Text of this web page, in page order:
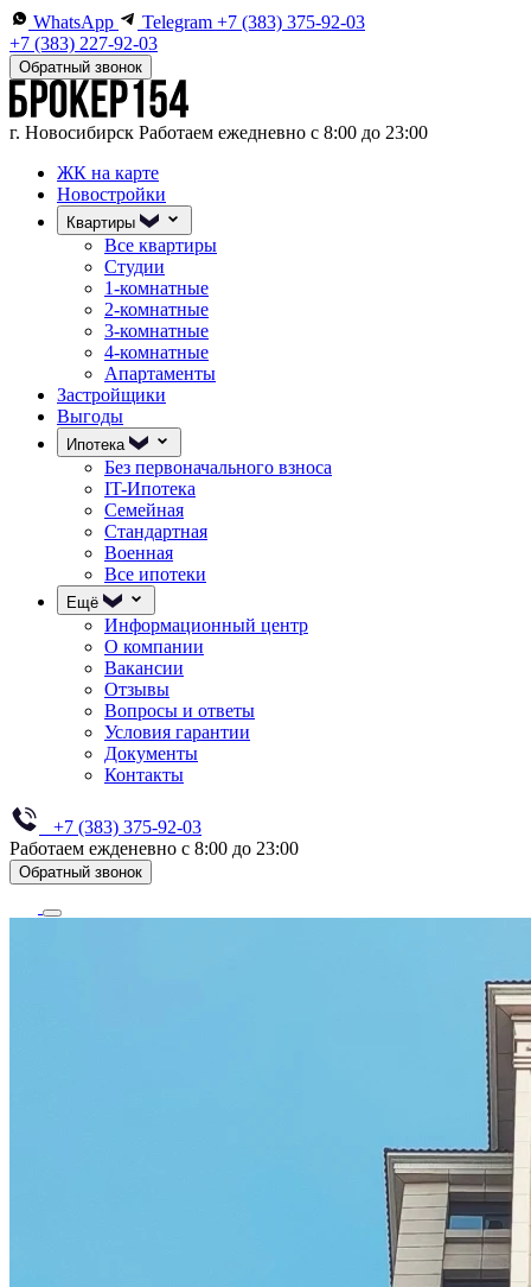
WhatsApp Telegram +7 (383) 375-92-03
+7 (383) 227-92-03
Обратный звонок
г. Новосибирск Работаем ежедневно с 8:00 до 23:00
ЖК на карте
Новостройки
Квартиры
Все квартиры
Студии
1-комнатные
2-комнатные
3-комнатные
4-комнатные
Апартаменты
Застройщики
Выгоды
Ипотека
Без первоначального взноса
IT-Ипотека
Семейная
Стандартная
Военная
Все ипотеки
Ещё
Информационный центр
О компании
Вакансии
Отзывы
Вопросы и ответы
Условия гарантии
Документы
Контакты
+7 (383) 375-92-03
Работаем ежденевно с 8:00 до 23:00
Обратный звонок